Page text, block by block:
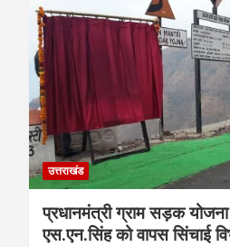
उत्तराखंड
प्रधानमंत्री ग्राम सड़क
एस.एन.सिंह को वापस सिंचाई